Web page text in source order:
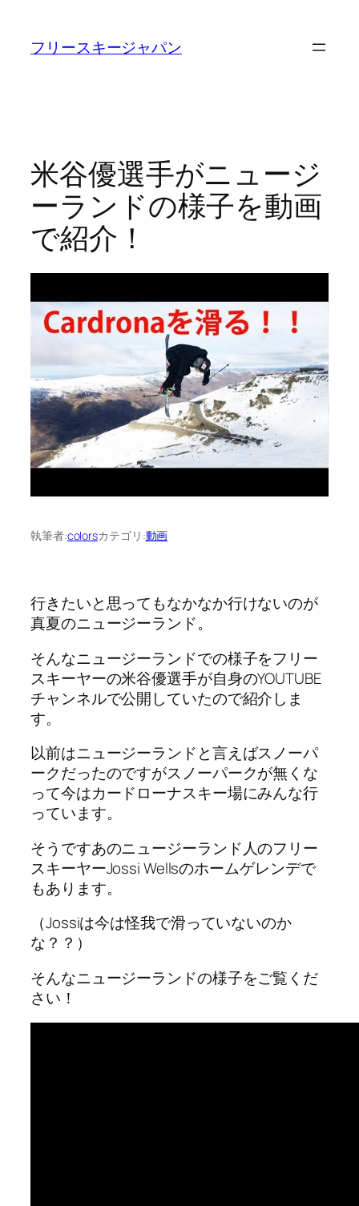
フリースキージャパン
米谷優選手がニュージ
ーランドの様子を動画
で紹介！
執筆者:colorsカテゴリ:動画
行きたいと思ってもなかなか行けないのが
真夏のニュージーランド。
そんなニュージーランドでの様子をフリー
スキーヤーの米谷優選手が自身のYOUTUBE
チャンネルで公開していたので紹介しま
す。
以前はニュージーランドと言えばスノーパ
ークだったのですがスノーパークが無くな
って今はカードローナスキー場にみんな行
っています。
そうですあのニュージーランド人のフリー
スキーヤーJossi Wellsのホームゲレンデで
もあります。
（Jossiは今は怪我で滑っていないのか
な？？）
そんなニュージーランドの様子をご覧くだ
さい！